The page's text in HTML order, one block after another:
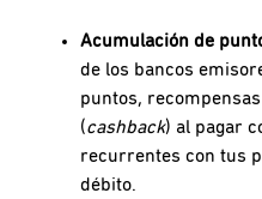
Acumulación de
de los bancos
puntos,
(cashback) al pagar
recurrentes con tus
débito.